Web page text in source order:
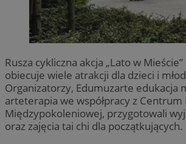
Rusza cykliczna akcja „Lato w
obiecuje wiele atrakcji dla dzieci i
Organizatorzy, Edumuzarte edukacja
arteterapia we współpracy z Centrum
Międzypokoleniowej, przygotowali
oraz zajęcia tai chi dla początkujących.